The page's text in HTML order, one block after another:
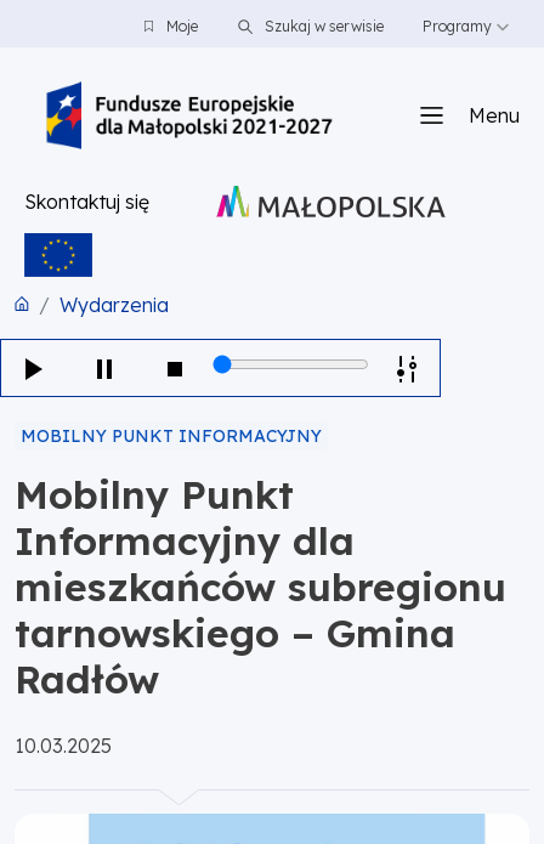
PRZEJDŹ DO TREŚCI
PRZEJDŹ DO MENUMoje Szukaj w serwisie Programy
Menu
Skontaktuj się
Wydarzenia
MOBILNY PUNKT INFORMACYJNY
Mobilny Punkt
Informacyjny dla
mieszkańców subregionu
tarnowskiego – Gmina
Radłów
Opublikowano:
10.03.2025